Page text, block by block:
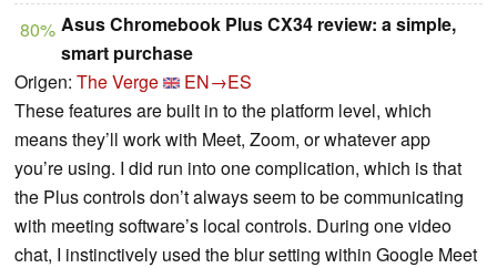
80% Asus Chromebook Plus CX34 review: a simple,
smart purchase
Origen: The Verge
EN→ES
These features are built in to the platform level, which
means they’ll work with Meet, Zoom, or whatever app
you’re using. I did run into one complication, which is that
the Plus controls don’t always seem to be communicating
with meeting software’s local controls. During one video
chat, I instinctively used the blur setting within Google Meet